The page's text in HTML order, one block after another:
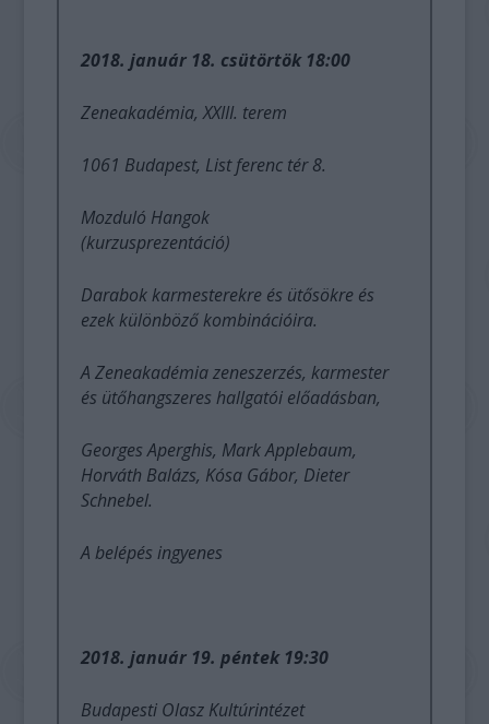
2018. január 18. csütörtök 18:00
Zeneakadémia, XXIII. terem
1061 Budapest, List ferenc tér 8.
Mozduló Hangok
(kurzusprezentáció)
Darabok karmesterekre és ütősökre és
ezek különböző kombinációira.
A Zeneakadémia zeneszerzés, karmester
és ütőhangszeres hallgatói előadásban,
Georges Aperghis, Mark Applebaum,
Horváth Balázs, Kósa Gábor, Dieter
Schnebel.
A belépés ingyenes
2018. január 19. péntek 19:30
Budapesti Olasz Kultúrintézet